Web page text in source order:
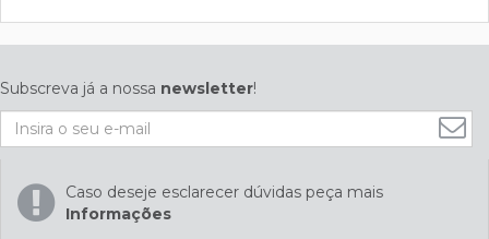
Subscreva já a nossa newsletter!
Caso deseje esclarecer dúvidas peça mais
Informações